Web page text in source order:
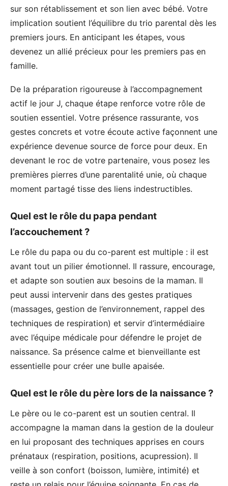
sur son rétablissement et son lien avec bébé. Votre
implication soutient l’équilibre du trio parental dès les
premiers jours. En anticipant les étapes, vous
devenez un allié précieux pour les premiers pas en
famille.
De la préparation rigoureuse à l’accompagnement
actif le jour J, chaque étape renforce votre rôle de
soutien essentiel. Votre présence rassurante, vos
gestes concrets et votre écoute active façonnent une
expérience devenue source de force pour deux. En
devenant le roc de votre partenaire, vous posez les
premières pierres d’une parentalité unie, où chaque
moment partagé tisse des liens indestructibles.
Quel est le rôle du papa pendant
l’accouchement ?
Le rôle du papa ou du co-parent est multiple : il est
avant tout un pilier émotionnel. Il rassure, encourage,
et adapte son soutien aux besoins de la maman. Il
peut aussi intervenir dans des gestes pratiques
(massages, gestion de l’environnement, rappel des
techniques de respiration) et servir d’intermédiaire
avec l’équipe médicale pour défendre le projet de
naissance. Sa présence calme et bienveillante est
essentielle pour créer une bulle apaisée.
Quel est le rôle du père lors de la naissance ?
Le père ou le co-parent est un soutien central. Il
accompagne la maman dans la gestion de la douleur
en lui proposant des techniques apprises en cours
prénataux (respiration, positions, acupression). Il
veille à son confort (boisson, lumière, intimité) et